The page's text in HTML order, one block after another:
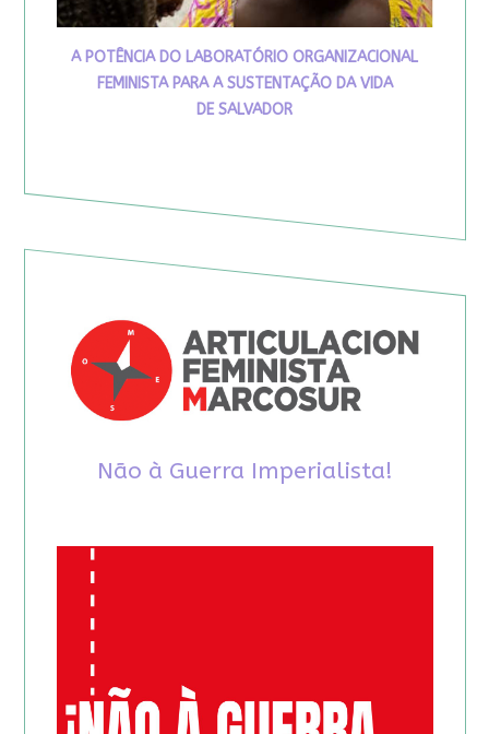
A POTÊNCIA DO LABORATÓRIO ORGANIZACIONAL
FEMINISTA PARA A SUSTENTAÇÃO DA VIDA
DE SALVADOR
Não à Guerra Imperialista!